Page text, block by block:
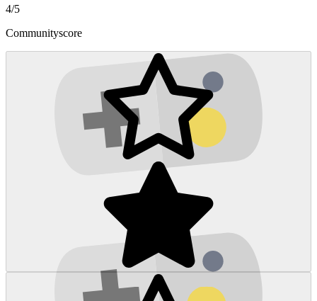
4/5
Communityscore